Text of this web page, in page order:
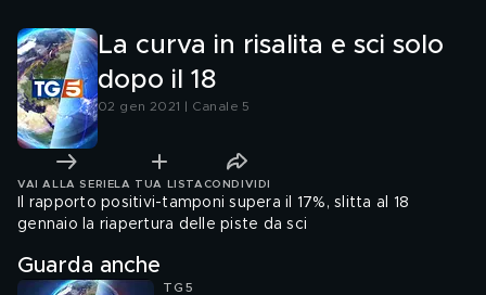
La curva in risalita e sci solo
dopo il 18
02 gen 2021 | Canale 5
VAI ALLA SERIE LA TUA LISTA CONDIVIDI
Il rapporto positivi-tamponi supera il 17%, slitta al 18
gennaio la riapertura delle piste da sci
Guarda anche
TG5